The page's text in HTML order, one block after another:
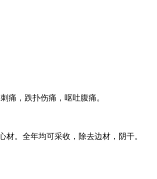
痛，跌扑伤痛，呕吐腹痛。
。全年均可采收，除去边材，阴干。